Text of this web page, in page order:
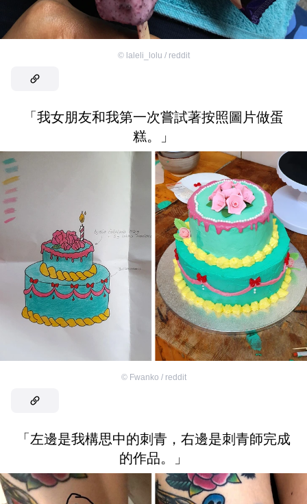
© laleli_lolu / reddit
「我女朋友和我第一次嘗試著按照圖片做蛋
糕。」
© Fwanko / reddit
「左邊是我構思中的刺青，右邊是刺青師完成
的作品。」